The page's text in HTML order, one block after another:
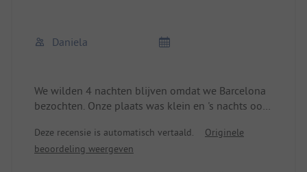
Daniela
We wilden 4 nachten blijven omdat we Barcelona
bezochten. Onze plaats was klein en 's nachts ook
ADAC Camping Key Europe werd niet in
aanmerking genomen, hoewel we de camping
Deze recensie is automatisch vertaald.
Originele
beoordeling weergeven